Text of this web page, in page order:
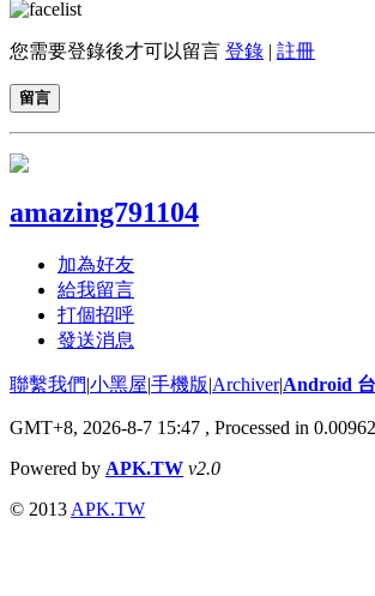
您需要登錄後才可以留言 登錄 | 註冊
留言
amazing791104
加為好友
給我留言
打個招呼
發送消息
聯繫我們|小黑屋|手機版|Archiver|Android
GMT+8, 2026-8-7 15:47 , Processed in
Powered by APK.TW v2.0
© 2013 APK.TW